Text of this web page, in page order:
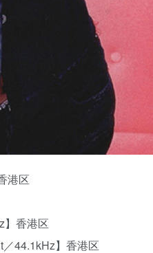
港区
】香港区
44.1kHz】香港区